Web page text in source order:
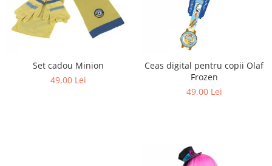
Set cadou Minion
49,00 Lei
Ceas digital pentru copii Olaf
Frozen
49,00 Lei